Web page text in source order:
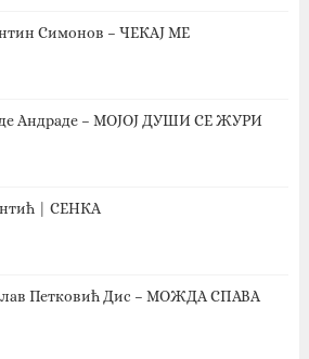
Симонов – ЧЕКАЈ МЕ
Андраде – МОЈОЈ ДУШИ СЕ ЖУРИ
| СЕНКА
Петковић Дис – МОЖДА СПАВА